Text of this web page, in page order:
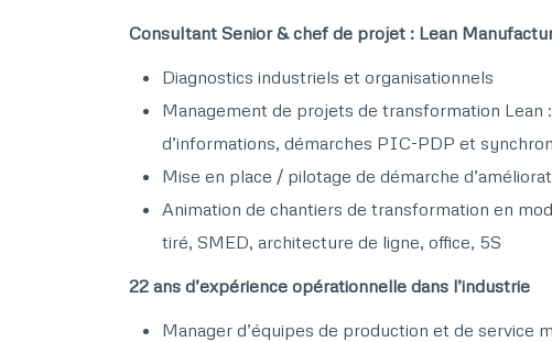
Consultant Senior & chef de projet : Lean
Diagnostics industriels et organisationnels​
Management de projets de transformation
d’informations, démarches PIC-PDP et
Mise en place / pilotage de démarche
Animation de chantiers de transformation en
tiré, SMED, architecture de ligne, office, 5S​ ​
22 ans d’expérience opérationnelle dans l’industrie​
Manager d’équipes de production et de service